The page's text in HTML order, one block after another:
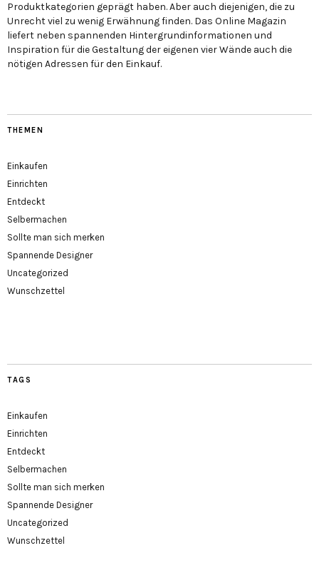
Produktkategorien geprägt haben. Aber auch diejenigen, die zu
Unrecht viel zu wenig Erwähnung finden. Das Online Magazin
liefert neben spannenden Hintergrundinformationen und
Inspiration für die Gestaltung der eigenen vier Wände auch die
nötigen Adressen für den Einkauf.
THEMEN
Einkaufen
Einrichten
Entdeckt
Selbermachen
Sollte man sich merken
Spannende Designer
Uncategorized
Wunschzettel
TAGS
Einkaufen
Einrichten
Entdeckt
Selbermachen
Sollte man sich merken
Spannende Designer
Uncategorized
Wunschzettel